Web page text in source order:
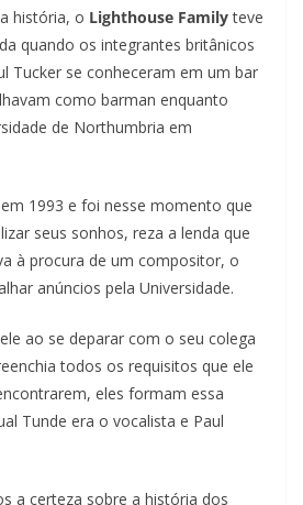
história, o Lighthouse Familyteve
quando os integrantes britânicos
Tucker se conheceram em um bar
como barman enquanto
de Northumbria em
1993 e foi nesse momento que
seus sonhos, reza a lenda que
à procura de um compositor, o
anúncios pela Universidade.
ao se deparar com o seu colega
todos os requisitos que ele
eles formam essa
Tunde era o vocalista e Paul
a certeza sobre a história dos